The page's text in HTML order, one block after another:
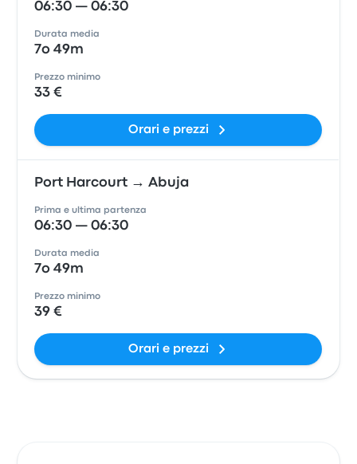
06:30 — 06:30
Durata media
7o 49m
Prezzo minimo
33 €
Orari e prezzi
Port Harcourt → Abuja
Prima e ultima partenza
06:30 — 06:30
Durata media
7o 49m
Prezzo minimo
39 €
Orari e prezzi